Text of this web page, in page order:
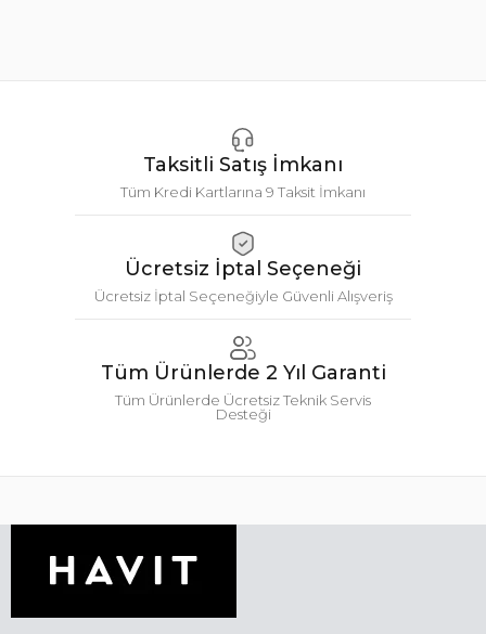
Taksitli Satış İmkanı
Tüm Kredi Kartlarına 9 Taksit İmkanı
Ücretsiz İptal Seçeneği
Ücretsiz İptal Seçeneğiyle Güvenli Alışveriş
Tüm Ürünlerde 2 Yıl Garanti
Tüm Ürünlerde Ücretsiz Teknik Servis
Desteği